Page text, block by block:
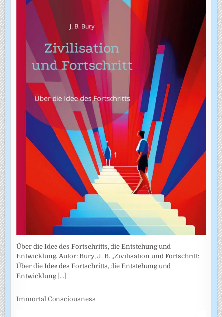
Über die Idee des Fortschritts, die Entstehung und
Entwicklung. Autor: Bury, J. B. „Zivilisation und Fortschritt:
Über die Idee des Fortschritts, die Entstehung und
Entwicklung [...]
Immortal Consciousness